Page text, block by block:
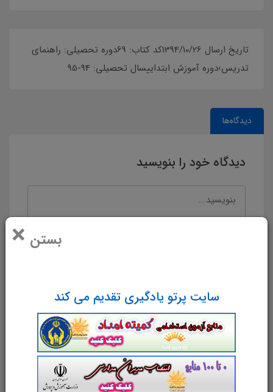
بستن ×
سایت پرتو یادگیری تقدیم می کند
تاریخ ارسال 1394/10/26کد کتاب: 69دوره تحصیلی: راهنمای
تدریس›دوره آموزش ابتداییسال تحصیلی: 94-95
دیدگاه‌ها
دیدگاه خود را بنویسید
نام و نام خانوادگی
پست الکترونیک